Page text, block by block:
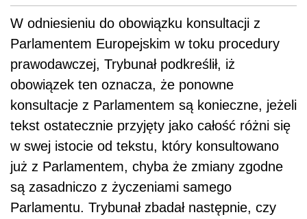
W odniesieniu do obowiązku konsultacji z
Parlamentem Europejskim w toku procedury
prawodawczej, Trybunał podkreślił, iż
obowiązek ten oznacza, że ponowne
konsultacje z Parlamentem są konieczne, jeżeli
tekst ostatecznie przyjęty jako całość różni się
w swej istocie od tekstu, który konsultowano
już z Parlamentem, chyba że zmiany zgodne
są zasadniczo z życzeniami samego
Parlamentu. Trybunał zbadał następnie, czy